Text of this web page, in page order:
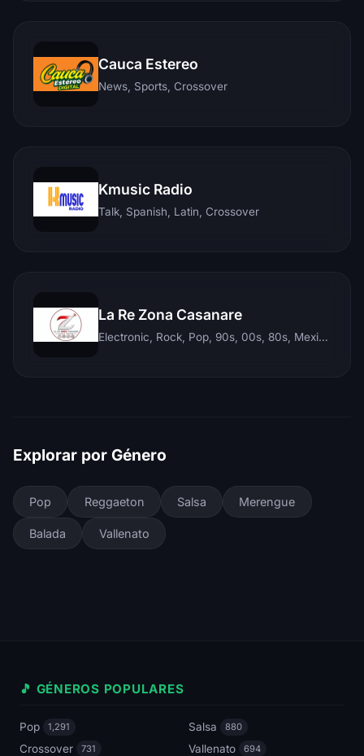
Cauca Estereo
News, Sports, Crossover
Kmusic Radio
Talk, Spanish, Latin, Crossover
La Re Zona Casanare
Electronic, Rock, Pop, 90s, 00s, 80s, Mexican, Ranchera, Reggaeton, Instrumental, Salsa, Merengue, Tropical, Romantic, Vallenato, Llanera
Explorar por Género
Pop Reggaeton Salsa Merengue
Balada Vallenato
🎵 GÉNEROS POPULARES
Pop 1,291 Salsa 880
Crossover 731 Vallenato 694